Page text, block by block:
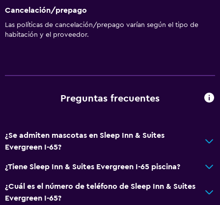
Mascotas permitidas bajo consulta (pueden aplicar cargos
extra)
Ascensor
Servicios de lavandería/tintorería
General
Zona de estar
Posibilidad de habitaciones conectadas
Cancelación/prepago
Las políticas de cancelación/prepago varían según el tipo de
habitación y el proveedor.
Preguntas frecuentes
¿Se admiten mascotas en Sleep Inn & Suites
Evergreen I-65?
¿Tiene Sleep Inn & Suites Evergreen I-65 piscina?
¿Cuál es el número de teléfono de Sleep Inn & Suites
Evergreen I-65?